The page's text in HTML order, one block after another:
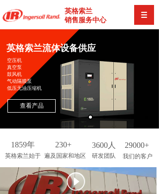
英格索兰
销售服务中心
英格索兰流体设备供应
空压机
真空泵
鼓风机
气动隔膜泵
低压无油压缩机
查看产品
研发团队
3600人
230+
遍及国家和地区
1859年
英格索兰始于 我们的客户
29000+
按钮文本